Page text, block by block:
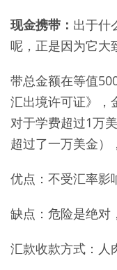
现金携带： 出于什
呢，正是因为它大
带总金额在等值
汇出境许可证》，
对于学费超过1万
超过了一万美金）
优点：不受汇率影
缺点：危险是绝对
汇款收款方式：人